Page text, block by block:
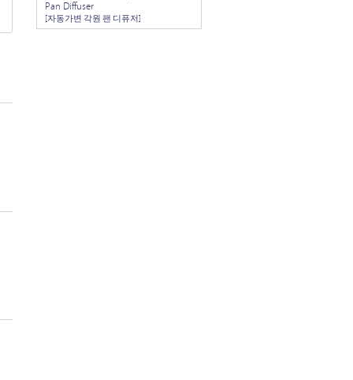
Pan Diffuser
[자동가변 각원 팬 디퓨저]